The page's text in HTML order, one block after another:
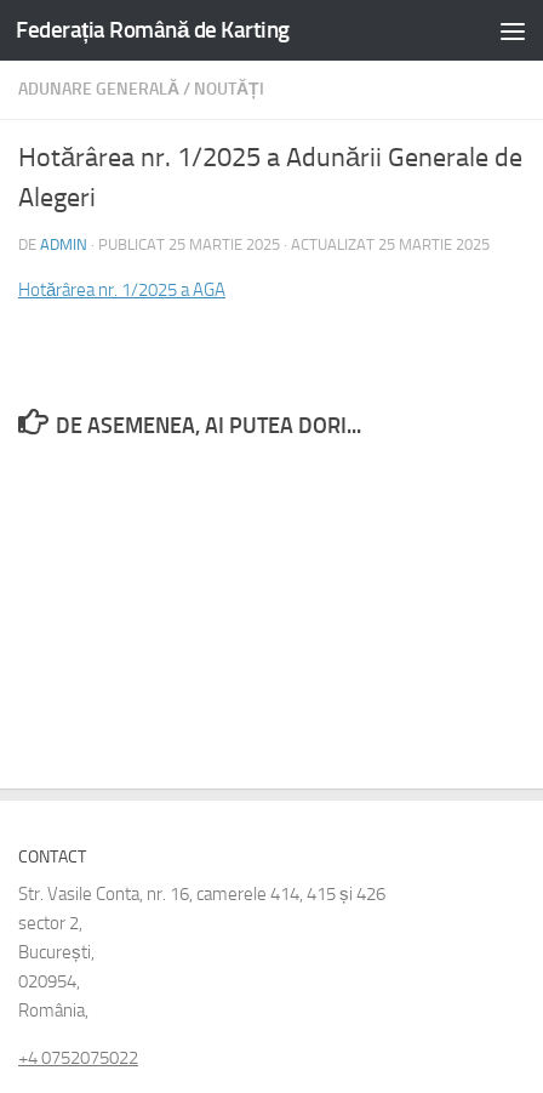
Federația Română de Karting
ADUNARE GENERALĂ/ NOUTĂȚI
Hotărârea nr. 1/2025 a Adunării Generale de
Alegeri
DE ADMIN · PUBLICAT 25 MARTIE 2025 · ACTUALIZAT 25 MARTIE 2025
Hotărârea nr. 1/2025 a AGA
DE ASEMENEA, AI PUTEA DORI...
CONTACT
Str. Vasile Conta, nr. 16, camerele 414, 415 și 426
sector 2,
București,
020954,
România,
+4 0752075022